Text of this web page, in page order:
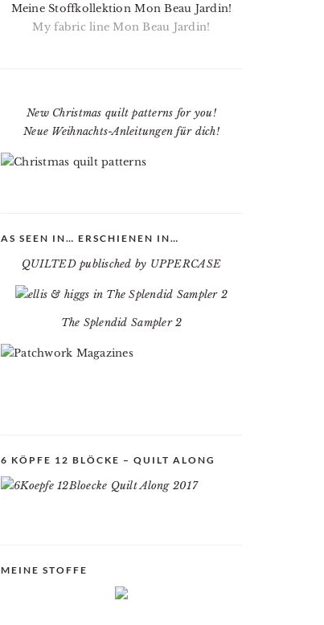
Meine Stoffkollektion Mon Beau Jardin!
My fabric line Mon Beau Jardin!
New Christmas quilt patterns for you!
Neue Weihnachts-Anleitungen für dich!
AS SEEN IN… ERSCHIENEN IN…
QUILTED publisched by UPPERCASE
The Splendid Sampler 2
6 KÖPFE 12 BLÖCKE – QUILT ALONG
MEINE STOFFE